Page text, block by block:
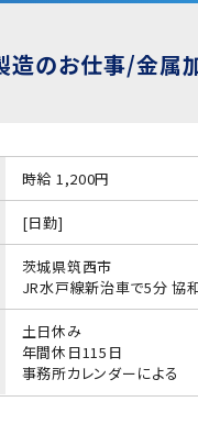
のお仕事/金属
時給 1,200円
[日勤]
茨城県筑西市
JR水戸線新治車で5分
土日休み
年間休日115日
事務所カレンダーによる